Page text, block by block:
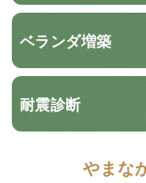
ベランダ増築
耐震診断
やまな